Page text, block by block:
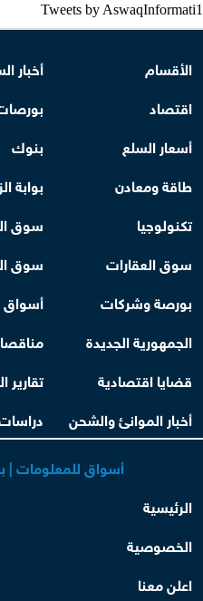
Tweets by AswaqInformati1
الأقسام
أخبار
اقتصاد
أسعار السلع
بنوك
طاقة ومعادن
بوابة
تكنولوجيا
سوق
سوق العقارات
سوق
بورصة وشركات
أسواق
الجمهورية الجديدة
قضايا اقتصادية
تقارير
أخبار الموانئ والشحن
أسواق للمعلومات |
الرئيسية
الخصوصية
اعلن معنا